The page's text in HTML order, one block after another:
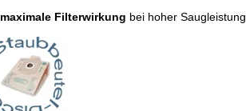
maximale Filterwirkung bei hoher Saugleistung